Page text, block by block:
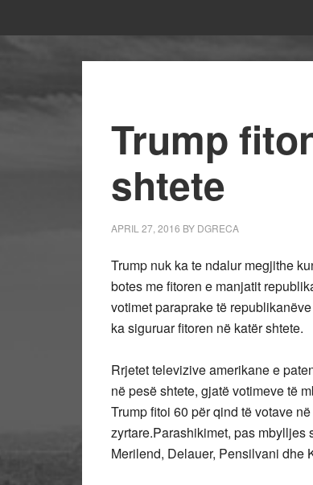
Trump
shtete
APRIL 27, 2016 BY DGRECA
Trump nuk ka te ndalur megjithe
botes me fitoren e manjatit
votimet paraprake të
ka siguruar fitoren në katër shtete.
Rrjetet televizive amerikane e
në pesë shtete, gjatë votimeve të
Trump fitoi 60 për qind të votave
zyrtare.Parashikimet, pas mbylljes
Merilend, Delauer, Pensilvani dhe